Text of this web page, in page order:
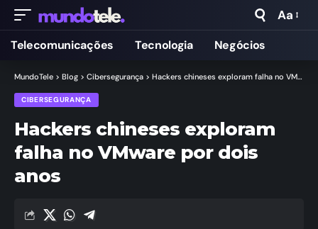
Aa
Telecomunicações Tecnologia Negócios
MundoTele > Blog > Cibersegurança > Hackers chineses exploram falha no VMware por dois anos
CIBERSEGURANÇA
Hackers chineses exploram
falha no VMware por dois
anos